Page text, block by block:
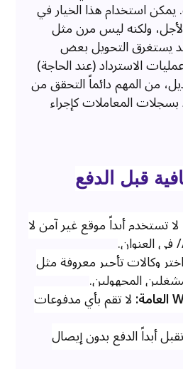
استخدام هذا الخيار في
ولكنه ليس مرن مثل
يستغرق التحويل بعض
الاسترداد (عند الحاجة)
من المهم دائماً التحقق من
المعاملات كإجراء
قبل الدفع
لا تستخدم أبداً موقع غير آمن لا
اختر وكالات تأجير معروفة مثل
المجهولين.
لا تقم بأي مدفوعات
أبداً الدفع بدون إيصال